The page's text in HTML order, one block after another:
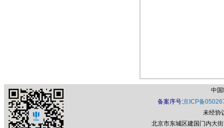
中
备案序号:京ICP备
未经协
北京市东城区建国门内大